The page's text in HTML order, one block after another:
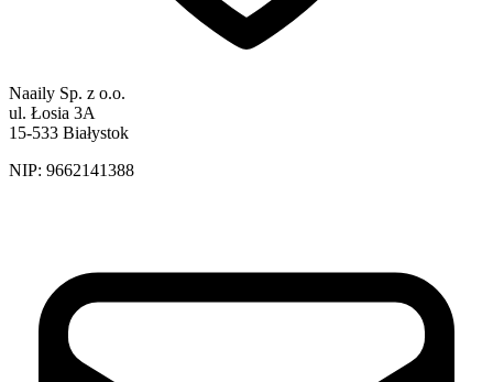
Naaily Sp. z o.o.
ul. Łosia 3A
15-533 Białystok
NIP: 9662141388